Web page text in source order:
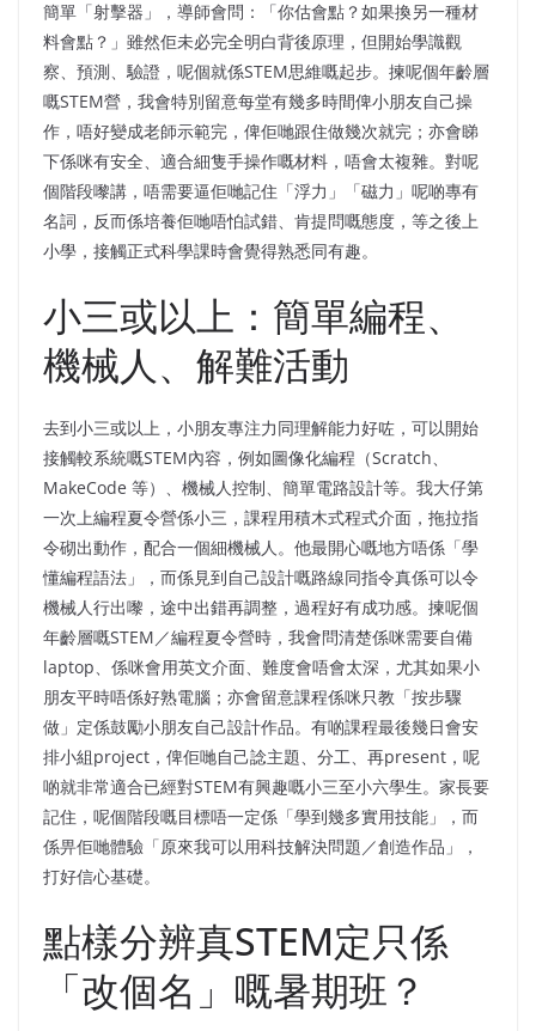
簡單「射擊器」，導師會問：「你估會點？如果換另一種材
料會點？」雖然佢未必完全明白背後原理，但開始學識觀
察、預測、驗證，呢個就係STEM思維嘅起步。揀呢個年齡層
嘅STEM營，我會特別留意每堂有幾多時間俾小朋友自己操
作，唔好變成老師示範完，俾佢哋跟住做幾次就完；亦會睇
下係咪有安全、適合細隻手操作嘅材料，唔會太複雜。對呢
個階段嚟講，唔需要逼佢哋記住「浮力」「磁力」呢啲專有
名詞，反而係培養佢哋唔怕試錯、肯提問嘅態度，等之後上
小學，接觸正式科學課時會覺得熟悉同有趣。
小三或以上：簡單編程、
機械人、解難活動
去到小三或以上，小朋友專注力同理解能力好咗，可以開始
接觸較系統嘅STEM內容，例如圖像化編程（Scratch、
MakeCode 等）、機械人控制、簡單電路設計等。我大仔第
一次上編程夏令營係小三，課程用積木式程式介面，拖拉指
令砌出動作，配合一個細機械人。他最開心嘅地方唔係「學
懂編程語法」，而係見到自己設計嘅路線同指令真係可以令
機械人行出嚟，途中出錯再調整，過程好有成功感。揀呢個
年齡層嘅STEM／編程夏令營時，我會問清楚係咪需要自備
laptop、係咪會用英文介面、難度會唔會太深，尤其如果小
朋友平時唔係好熟電腦；亦會留意課程係咪只教「按步驟
做」定係鼓勵小朋友自己設計作品。有啲課程最後幾日會安
排小組project，俾佢哋自己諗主題、分工、再present，呢
啲就非常適合已經對STEM有興趣嘅小三至小六學生。家長要
記住，呢個階段嘅目標唔一定係「學到幾多實用技能」，而
係畀佢哋體驗「原來我可以用科技解決問題／創造作品」，
打好信心基礎。
點樣分辨真STEM定只係
「改個名」嘅暑期班？